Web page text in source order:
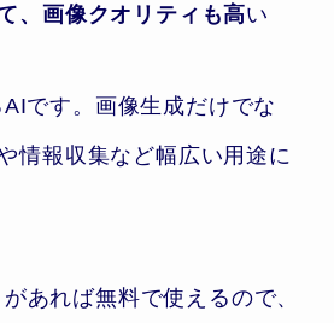
、画像クオリティも高い
です。画像生成だけでな
情報収集など幅広い用途に
あれば無料で使えるので、